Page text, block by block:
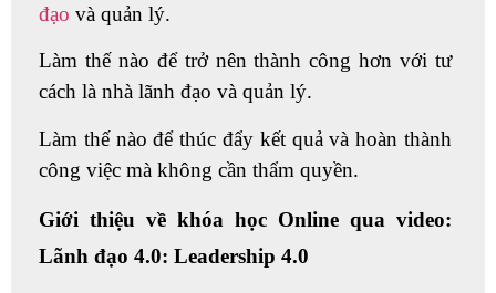
đạo và quản lý.
Làm thế nào để trở nên thành công hơn với tư
cách là nhà lãnh đạo và quản lý.
Làm thế nào để thúc đẩy kết quả và hoàn thành
công việc mà không cần thẩm quyền.
Giới thiệu về khóa học Online qua video:
Lãnh đạo 4.0: Leadership 4.0